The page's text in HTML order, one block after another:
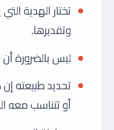
تختار الهدية
وتقديرها.
ليس بالضرورة
تحديد طبيعته إن
أو تتناسب معه